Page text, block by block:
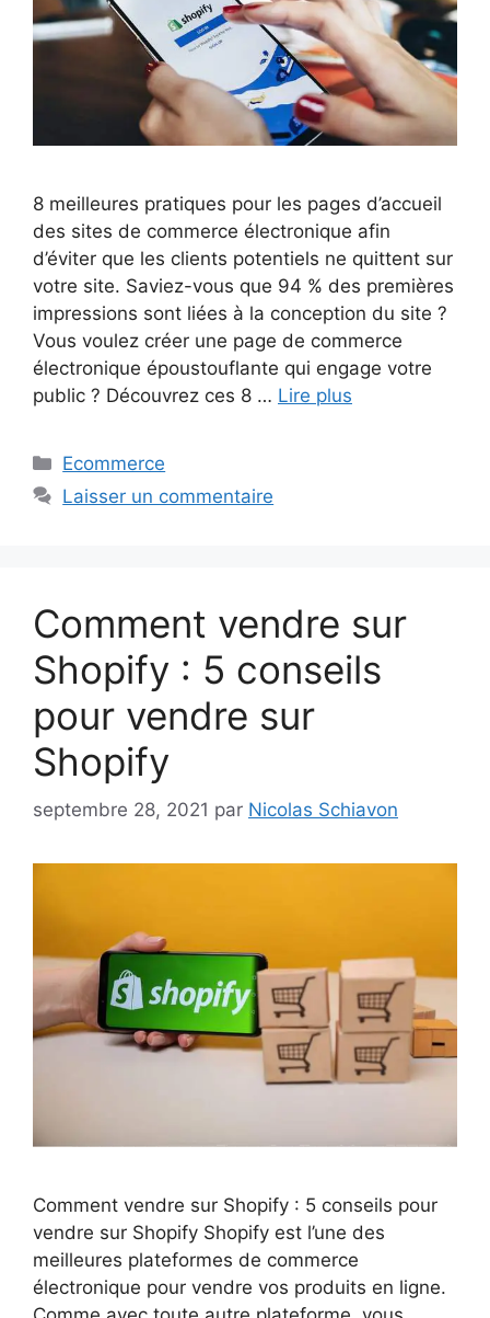
8 meilleures pratiques pour les pages d’accueil
des sites de commerce électronique afin
d’éviter que les clients potentiels ne quittent sur
votre site. Saviez-vous que 94 % des premières
impressions sont liées à la conception du site ?
Vous voulez créer une page de commerce
électronique époustouflante qui engage votre
public ? Découvrez ces 8 … Lire plus
Catégories
Ecommerce
Laisser un commentaire
Comment vendre sur
Shopify : 5 conseils
pour vendre sur
Shopify
septembre 28, 2021 par Nicolas Schiavon
Comment vendre sur Shopify : 5 conseils pour
vendre sur Shopify Shopify est l’une des
meilleures plateformes de commerce
électronique pour vendre vos produits en ligne.